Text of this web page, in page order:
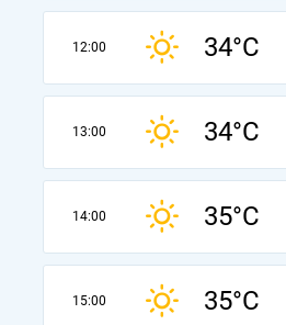
12:00 34°C
13:00 34°C
14:00 35°C
15:00 35°C